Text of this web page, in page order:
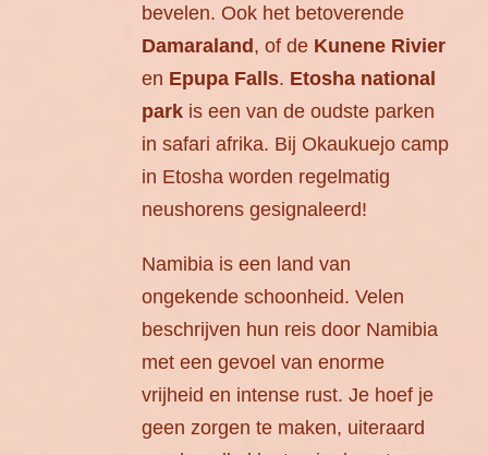
bevelen. Ook het betoverende
Damaraland , of de Kunene Rivier
en Epupa Falls. Etosha national
park is een van de oudste parken
in safari afrika. Bij Okaukuejo camp
in Etosha worden regelmatig
neushorens gesignaleerd!
Namibia is een land van
ongekende schoonheid. Velen
beschrijven hun reis door Namibia
met een gevoel van enorme
vrijheid en intense rust. Je hoef je
geen zorgen te maken, uiteraard